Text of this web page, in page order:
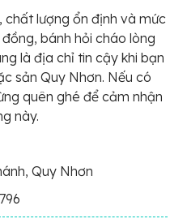
lượng ổn định và mức
bánh hỏi cháo lòng
là địa chỉ tin cậy khi bạn
sản Quy Nhơn. Nếu có
quên ghé để cảm nhận
này.
Quy Nhơn